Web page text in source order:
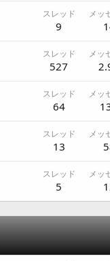
スレッド
9
メッ
スレッド
527
メッ
スレッド
64
メッ
スレッド
13
メッ
スレッド
5
メッ